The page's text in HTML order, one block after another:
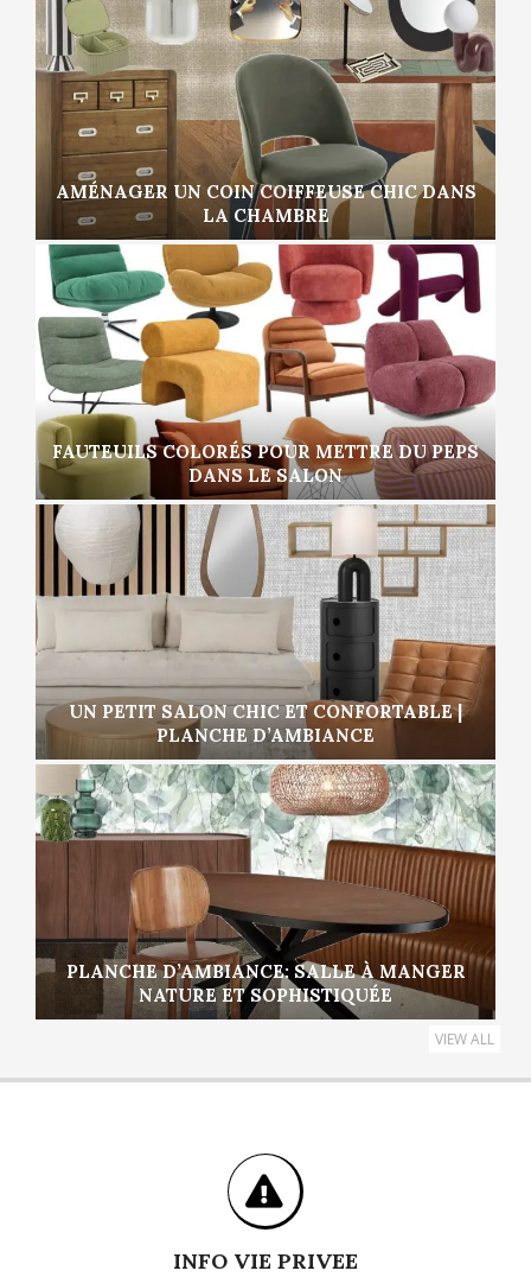
AMÉNAGER UN COIN COIFFEUSE CHIC DANS
LA CHAMBRE
FAUTEUILS COLORÉS POUR METTRE DU PEPS
DANS LE SALON
UN PETIT SALON CHIC ET CONFORTABLE |
PLANCHE D’AMBIANCE
PLANCHE D’AMBIANCE: SALLE À MANGER
NATURE ET SOPHISTIQUÉE
VIEW ALL
INFO VIE PRIVEE